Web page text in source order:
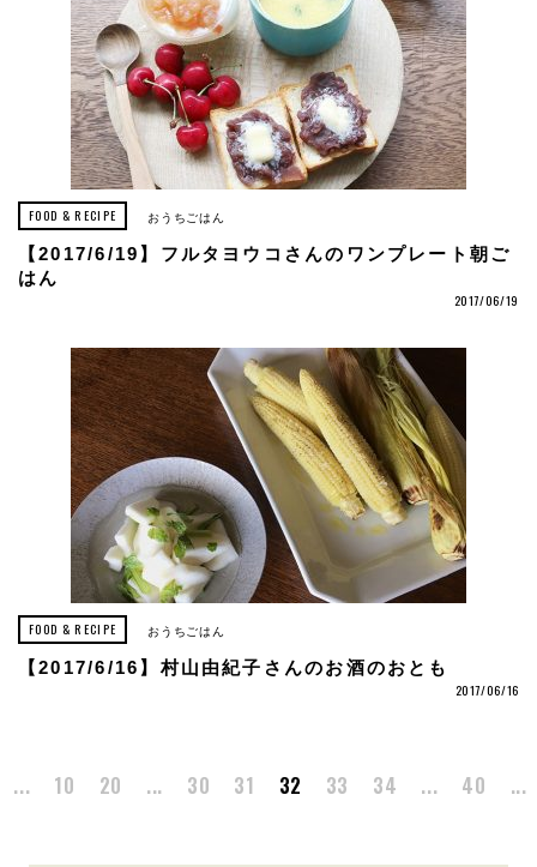
FOOD & RECIPE おうちごはん
【2017/6/19】フルタヨウコさんのワンプレート朝ご
はん
2017/06/19
FOOD & RECIPE おうちごはん
【2017/6/16】村山由紀子さんのお酒のおとも
2017/06/16
... 10 20 ... 30 31 32 33 34 ... 40 ...